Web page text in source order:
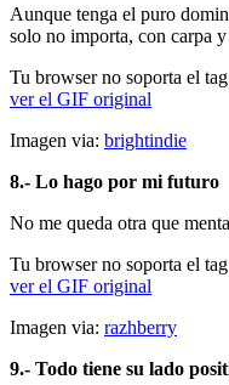
Aunque tenga el puro
solo no importa, con carpa
Tu browser no soporta el
ver el GIF original
Imagen via: brightindie
8.- Lo hago por mi futuro
No me queda otra que
Tu browser no soporta el
ver el GIF original
Imagen via: razhberry
9.- Todo tiene su lado